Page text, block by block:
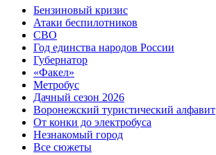
Бензиновый кризис
Атаки беспилотников
СВО
Год единства народов России
Губернатор
«Факел»
Метробус
Дачный сезон 2026
Воронежский туристический алфавит
От конки до электробуса
Незнакомый город
Все сюжеты